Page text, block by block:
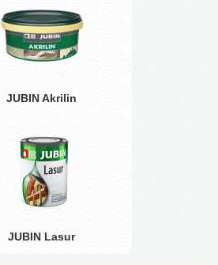
JUBIN Akrilin
JUBIN Lasur